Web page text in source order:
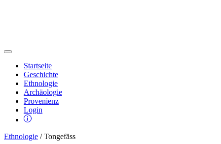
Startseite
Geschichte
Ethnologie
Archäologie
Provenienz
Login
Ethnologie / Tongefäss